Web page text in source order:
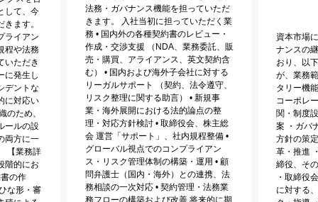
して、今
ます。
ライアン
程や法務
いただき
に発生し
デントな
に対応い
のため、
ールの設
両方に一
【業務詳
階的にお
の作
な形・審
法務・ガバナンス機能を担っていただ
きます。 入社当初に担っていただく業
務 • 国内外の各種契約書のレビュー・
作成・交渉支援 （NDA、業務委託、販
売・購買、アライアンス、英文契約含
む） • 国内および海外子会社に対する
リーガルサポート （契約、法令遵守、
リスク整理に関する助言） • 新規事
業・海外展開における法的論点の整
理・対応方針検討 • 取締役会、株主総
会 運営「サポート」、社内規程整備 •
グローバル視点でのコンプライアン
ス・リスク管理体制の構築・運用 • 顧
問弁護士（国内・海外）との連携、法
務相談の一次対応 • 契約管理・法務業
務フローの構築および改善 将来的に期
資本市場
ナンスの
おり、以
が、業務
タリー機
コーポレ
関・制度
案 ・ガバ
方針の策
革・推進
締役、そ
・取締役
に対する